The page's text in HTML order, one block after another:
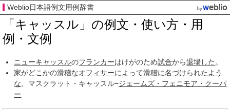
Weblio日本語例文用例辞書
「キャッスル」の例文・使い方・用
例・文例
ニューキャッスルのフランカーはけがのため試合から退場した 。
家がどこかの滑稽なオフィサーによって滑稽に名づけられたよう
な 、マスクラット・キャッスル−ジェームズ・フェニモア・クーパ
ー